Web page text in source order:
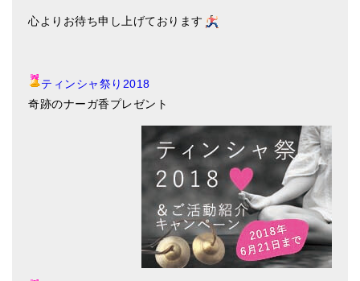
心よりお待ち申し上げております
ティンシャ祭り2018
奇跡のナーガ香プレゼント